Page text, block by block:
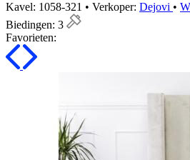
Kavel: 1058-321 • Verkoper: Dejovi •
Biedingen: 3
Favorieten: